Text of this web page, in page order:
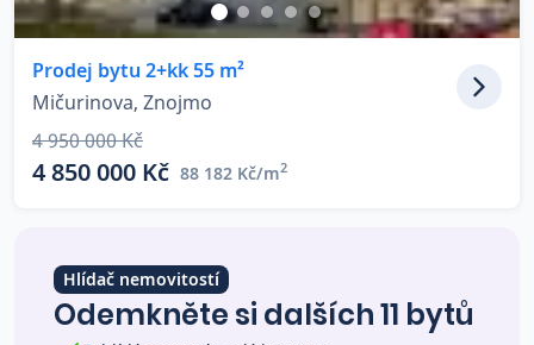
Co říkají naši zákazníci
Blog
O nás
Kariéra
Prodej bytu 2+kk 55 m²
Mičurinova, Znojmo
4 950 000 Kč
4 850 000 Kč 88 182 Kč/m2
Hlídač nemovitostí
Odemkněte si dalších 11 bytů